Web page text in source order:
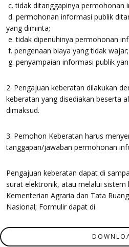
c. tidak ditanggapinya permohonan
d. permohonan informasi publik
yang diminta;
e. tidak dipenuhinya permohonan
f. pengenaan biaya yang tidak
g. penyampaian informasi publik
2. Pengajuan keberatan dilakukan
keberatan yang disediakan beserta
dimaksud.
3. Pemohon Keberatan harus
tanggapan/jawaban permohonan
Pengajuan keberatan dapat di
surat elektronik, atau melalui sistem
Kementerian Agraria dan Tata
Nasional; Formulir dapat di